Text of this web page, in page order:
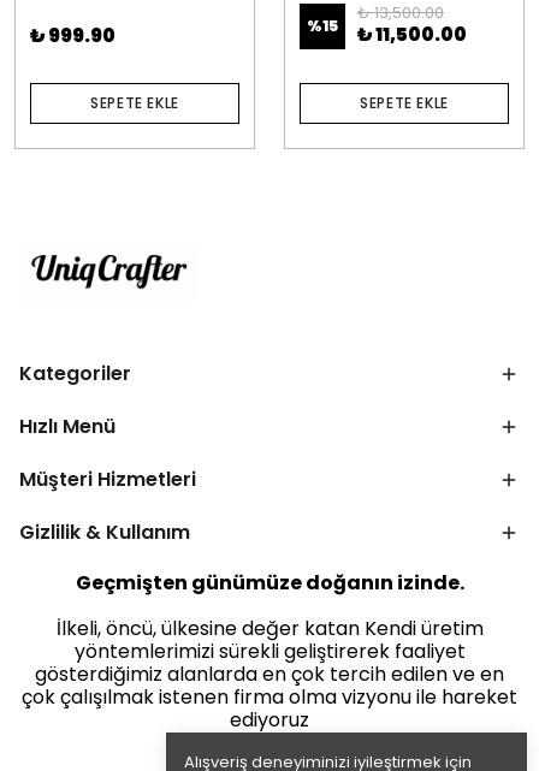
Alışveriş deneyiminizi iyileştirmek için
₺ 999.90
SEPETE EKLE
%15
₺ 13,500.00
₺ 11,500.00
SEPETE EKLE
Kategoriler
Hızlı Menü
Müşteri Hizmetleri
Gizlilik & Kullanım
Geçmişten günümüze doğanın izinde.
İlkeli, öncü, ülkesine değer katan Kendi üretim
yöntemlerimizi sürekli geliştirerek faaliyet
gösterdiğimiz alanlarda en çok tercih edilen ve en
çok çalışılmak istenen firma olma vizyonu ile hareket
ediyoruz